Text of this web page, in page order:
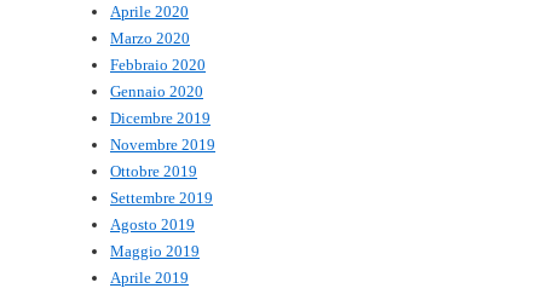
Aprile 2020
Marzo 2020
Febbraio 2020
Gennaio 2020
Dicembre 2019
Novembre 2019
Ottobre 2019
Settembre 2019
Agosto 2019
Maggio 2019
Aprile 2019